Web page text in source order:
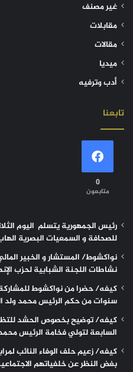
غير مصنف
مقابلات
مقالات
ميديا
أدب وترفيه
تابعنا
0
متابعون
رئيس الجمهورية يتسلم اليوم
للصحافة و السمعيات البصرية
نواكشوط/ المستشار و الخبير
نشاطات اللجنة الشبابية لحزب
سنوات من حكم الرئيس محمد ولد
كيفه/ توضيح بخصوص الحشد
السابعة لتولي فخامة الرئيس
كيفه/ زعيم حلف الوفاء النائب
بغض النظر عن خلفياتهم